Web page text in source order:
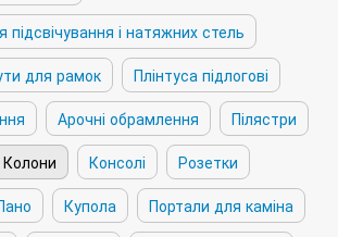
підсвічування і натяжних стель
для рамок
Плінтуса підлогові
Арочні обрамлення
Пілястри
Колони Консолі
Розетки
Купола
Портали для каміна